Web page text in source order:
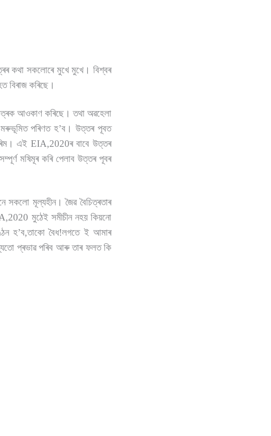
কথা সকলোৰে মুখে মুখে। বিশ্বৰ
বিৰাজ কৰিছে।
আওকাণ কৰিছে। তথা অৱহেলা
মৰুভূমিত পৰিণত হ’ব। উত্তৰ পূবত
এই EIA,2020ৰ বাবে উত্তৰ
মষিমূৰ কৰি পেলাব উত্তৰ পূবৰ
সকলো মূল্যহীন। জৈৱ বৈচিত্ৰতাৰ
মুঠেই সমীচীন নহয় কিয়নো
হ’ব,তাকো বৈধ!লগতে ই আমাৰ
প্ৰভাৱ পৰিব আৰু তাৰ ফলত কি